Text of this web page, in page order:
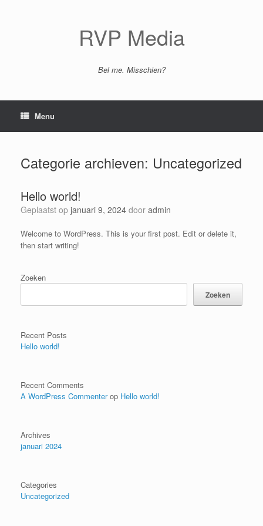
RVP Media
Bel me. Misschien?
Menu
Categorie archieven: Uncategorized
Hello world!
Geplaatst op januari 9, 2024 door admin
Welcome to WordPress. This is your first post. Edit or delete it,
then start writing!
Zoeken
Zoeken
Recent Posts
Hello world!
Recent Comments
A WordPress Commenterop Hello world!
Archives
januari 2024
Categories
Uncategorized